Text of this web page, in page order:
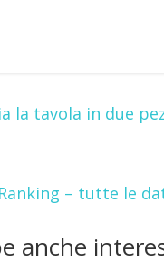
la tavola in due
– tutte le
anche